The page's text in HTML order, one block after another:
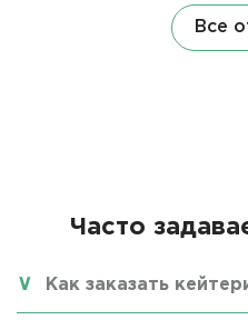
Все
Часто
Как заказать